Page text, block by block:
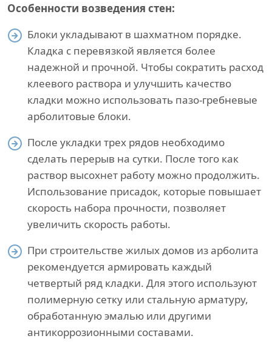
Особенности возведения стен:
Блоки укладывают в шахматном порядке.
Кладка с перевязкой является более
надежной и прочной. Чтобы сократить расход
клеевого раствора и улучшить качество
кладки можно использовать пазо-гребневые
арболитовые блоки.
После укладки трех рядов необходимо
сделать перерыв на сутки. После того как
раствор высохнет работу можно продолжить.
Использование присадок, которые повышает
скорость набора прочности, позволяет
увеличить скорость работы.
При строительстве жилых домов из арболита
рекомендуется армировать каждый
четвертый ряд кладки. Для этого используют
полимерную сетку или стальную арматуру,
обработанную эмалью или другими
антикоррозионными составами.